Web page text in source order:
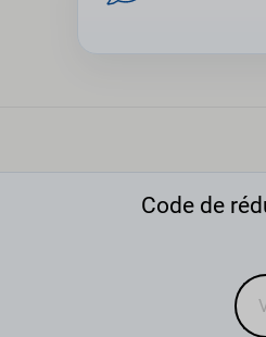
Code de